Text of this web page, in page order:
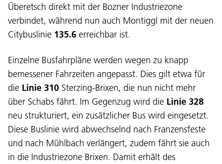
Überetsch direkt mit der Bozner Industriezone
verbindet, während nun auch Montiggl mit der neuen
Citybuslinie 135.6 erreichbar ist.
Einzelne Busfahrpläne werden wegen zu knapp
bemessener Fahrzeiten angepasst. Dies gilt etwa für
die Linie 310 Sterzing-Brixen, die nun nicht mehr
über Schabs fährt. Im Gegenzug wird die Linie 328
neu strukturiert, ein zusätzlicher Bus wird eingesetzt.
Diese Buslinie wird abwechselnd nach Franzensfeste
und nach Mühlbach verlängert, zudem fährt sie auch
in die Industriezone Brixen. Damit erhält des